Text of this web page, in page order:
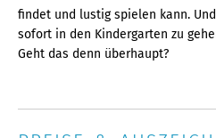
findet und lustig spielen kann.
sofort in den Kindergarten zu
Geht das denn überhaupt?